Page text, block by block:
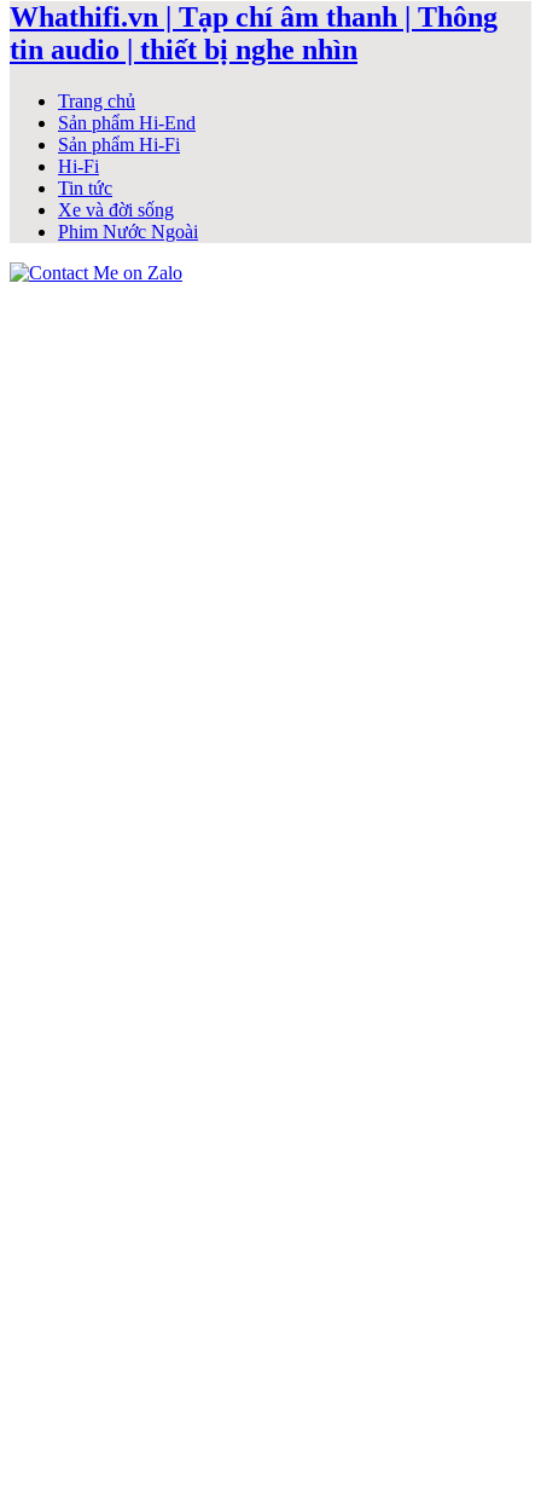
Whathifi.vn | Tạp chí âm thanh | Thông
tin audio | thiết bị nghe nhìn
Trang chủ
Sản phẩm Hi-End
Sản phẩm Hi-Fi
Hi-Fi
Tin tức
Xe và đời sống
Phim Nước Ngoài